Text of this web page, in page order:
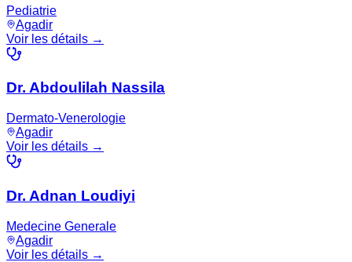
Pediatrie
Agadir
Voir les détails →
Dr. Abdoulilah Nassila
Dermato-Venerologie
Agadir
Voir les détails →
Dr. Adnan Loudiyi
Medecine Generale
Agadir
Voir les détails →